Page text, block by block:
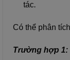
tác.
Có thể phân
Trường hợp 1: